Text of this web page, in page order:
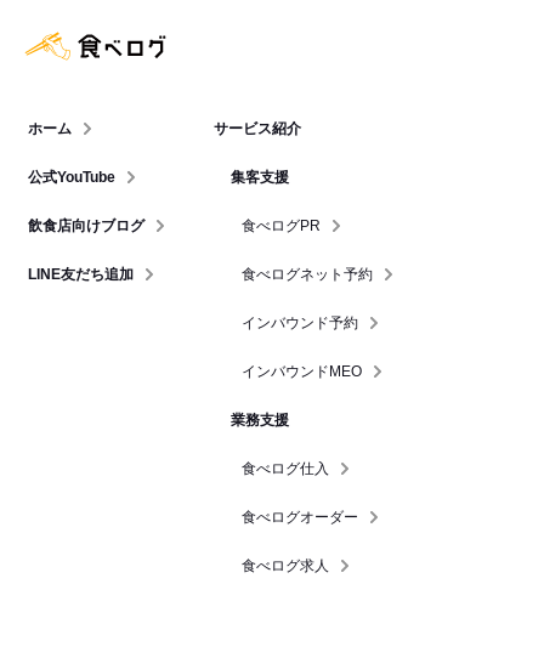
ホーム
公式YouTube
飲食店向けブログ
LINE友だち追加
サービス紹介
集客支援
食べログPR
食べログネット予約
インバウンド予約
インバウンドMEO
業務支援
食べログ仕入
食べログオーダー
食べログ求人